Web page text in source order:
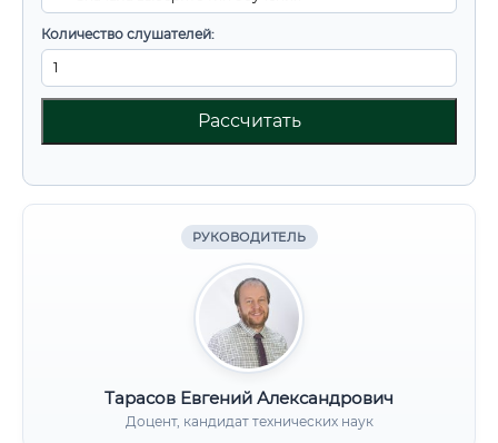
Количество слушателей:
Рассчитать
РУКОВОДИТЕЛЬ
Тарасов Евгений Александрович
Доцент, кандидат технических наук